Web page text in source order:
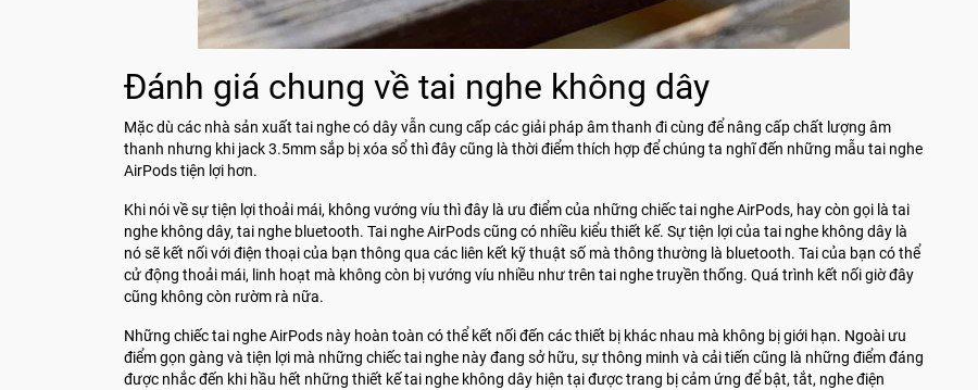
Đánh giá chung về tai nghe không dây
Mặc dù các nhà sản xuất tai nghe có dây vẫn cung cấp các giải pháp âm thanh đi cùng để nâng cấp chất lượng âm
thanh nhưng khi jack 3.5mm sắp bị xóa sổ thì đây cũng là thời điểm thích hợp để chúng ta nghĩ đến những mẫu tai nghe
AirPods tiện lợi hơn.
Khi nói về sự tiện lợi thoải mái, không vướng víu thì đây là ưu điểm của những chiếc tai nghe AirPods, hay còn gọi là tai
nghe không dây, tai nghe bluetooth. Tai nghe AirPods cũng có nhiều kiểu thiết kế. Sự tiện lợi của tai nghe không dây là
nó sẽ kết nối với điện thoại của bạn thông qua các liên kết kỹ thuật số mà thông thường là bluetooth. Tai của bạn có thể
cử động thoải mái, linh hoạt mà không còn bị vướng víu nhiều như trên tai nghe truyền thống. Quá trình kết nối giờ đây
cũng không còn rườm rà nữa.
Những chiếc tai nghe AirPods này hoàn toàn có thể kết nối đến các thiết bị khác nhau mà không bị giới hạn. Ngoài ưu
điểm gọn gàng và tiện lợi mà những chiếc tai nghe này đang sở hữu, sự thông minh và cải tiến cũng là những điểm đáng
được nhắc đến khi hầu hết những thiết kế tai nghe không dây hiện tại được trang bị cảm ứng để bật, tắt, nghe điện